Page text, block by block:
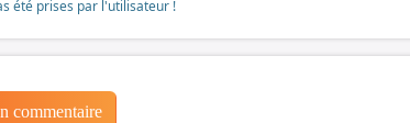
été prises par l'utilisateur !
commentaire